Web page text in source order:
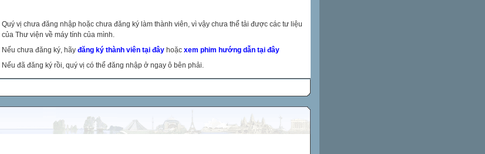
Quý vị chưa đăng nhập hoặc chưa đăng ký làm thành viên, vì vậy chưa thể tải được các tư liệu
của Thư viện về máy tính của mình.
Nếu chưa đăng ký, hãy đăng ký thành viên tại đây hoặc xem phim hướng dẫn tại đây
Nếu đã đăng ký rồi, quý vị có thể đăng nhập ở ngay ô bên phải.